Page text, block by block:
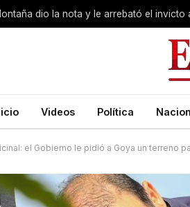
dio la nota y le arrebató el invicto
Videos Política
el Gobierno le pidió a Goya un terreno